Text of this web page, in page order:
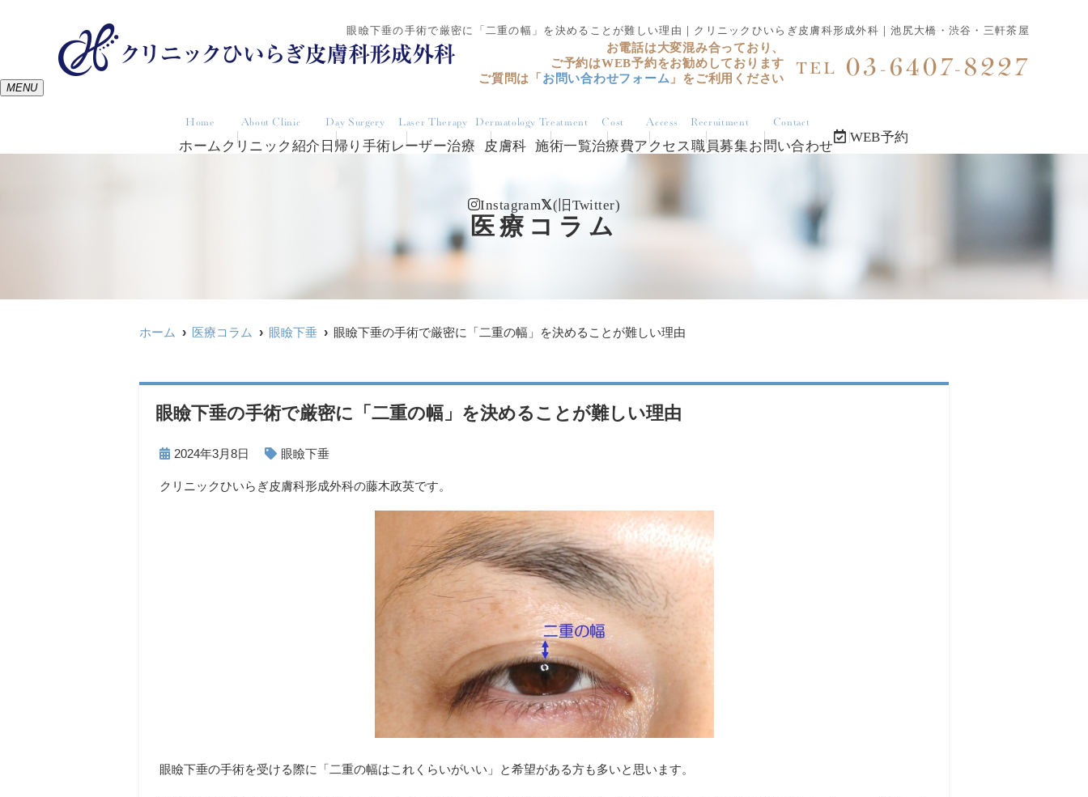
眼瞼下垂の手術で厳密に「二重の幅」を決めることが難しい理由｜クリニックひいらぎ皮膚科形成外科｜池尻大橋・渋谷・三軒茶屋
お電話は大変混み合っており、
ご予約はWEB予約をお勧めしております
ご質問は「 お問い合わせフォーム 」をご利用ください
TEL 03-6407-8227
MENU
Home
ホーム
About Clinic
クリニック紹介
Day Surgery
日帰り手術
Laser Therapy
レーザー治療
Dermatology
皮膚科
Treatment
施術一覧
Cost
治療費
Access
アクセス
Recruitment
職員募集
Contact
お問い合わせ
WEB予約
Instagram (旧Twitter)
医療コラム
ホーム 医療コラム 眼瞼下垂 眼瞼下垂の手術で厳密に「二重の幅」を決めることが難しい理由
眼瞼下垂の手術で厳密に「二重の幅」を決めることが難しい理由
2024年3月8日 眼瞼下垂
クリニックひいらぎ皮膚科形成外科の藤木政英です。
眼瞼下垂の手術を受ける際に「二重の幅はこれくらいがいい」と希望がある方も多いと思います。